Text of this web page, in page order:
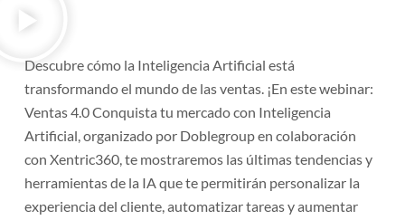
Descubre cómo la Inteligencia Artificial está
transformando el mundo de las ventas. ¡En este webinar:
Ventas 4.0 Conquista tu mercado con Inteligencia
Artificial, organizado por Doblegroup en colaboración
con Xentric360, te mostraremos las últimas tendencias y
herramientas de la IA que te permitirán personalizar la
experiencia del cliente, automatizar tareas y aumentar